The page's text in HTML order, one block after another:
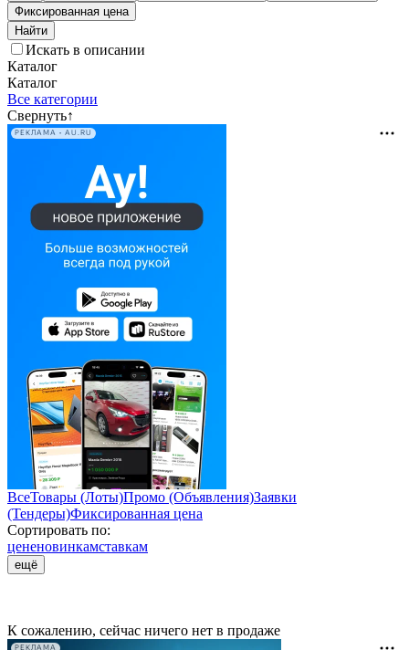
Фиксированная цена
Искать в описании
Каталог
Каталог
Все категории
Свернуть↑
РЕКЛАМА • AU.RU
ВсеТовары (Лоты)Промо (Объявления)Заявки
(Тендеры)Фиксированная цена
Сортировать по:
цененовинкамставкам
ещё
К сожалению, сейчас ничего нет в продаже
РЕКЛАМА